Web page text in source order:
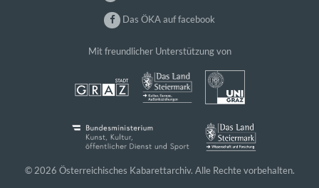
Das ÖKA auf facebook
Mit freundlicher Unterstützung von
© 2026 Österreichisches Kabarettarchiv. Alle Rechte vorbehalten.